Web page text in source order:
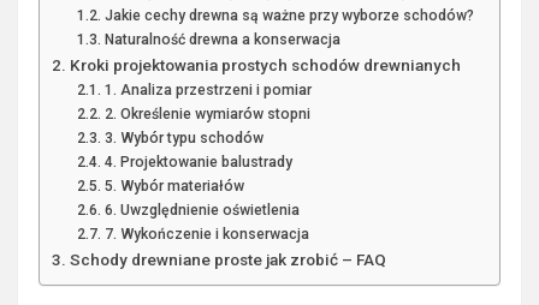
Jakie cechy drewna są ważne przy wyborze schodów?
Naturalność drewna a konserwacja
Kroki projektowania prostych schodów drewnianych
1. Analiza przestrzeni i pomiar
2. Określenie wymiarów stopni
3. Wybór typu schodów
4. Projektowanie balustrady
5. Wybór materiałów
6. Uwzględnienie oświetlenia
7. Wykończenie i konserwacja
Schody drewniane proste jak zrobić – FAQ